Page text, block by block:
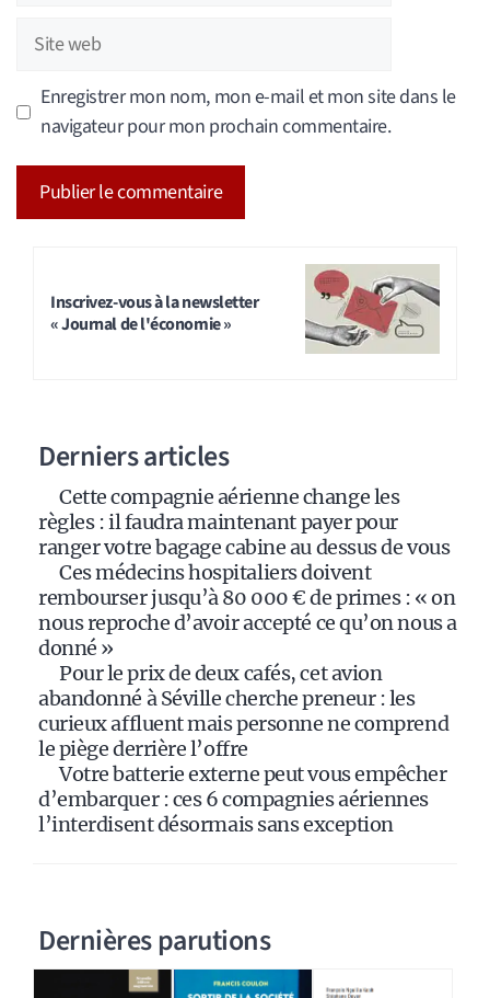
Site
Enregistrer mon nom, mon e-mail et mon site dans le
navigateur pour mon prochain commentaire.
Inscrivez-vous à la newsletter
« Journal de l'économie »
Derniers articles
Cette compagnie aérienne change les
règles : il faudra maintenant payer pour
ranger votre bagage cabine au dessus de vous
Ces médecins hospitaliers doivent
rembourser jusqu’à 80 000 € de primes : « on
nous reproche d’avoir accepté ce qu’on nous a
donné »
Pour le prix de deux cafés, cet avion
abandonné à Séville cherche preneur : les
curieux affluent mais personne ne comprend
le piège derrière l’offre
Votre batterie externe peut vous empêcher
d’embarquer : ces 6 compagnies aériennes
l’interdisent désormais sans exception
Dernières parutions